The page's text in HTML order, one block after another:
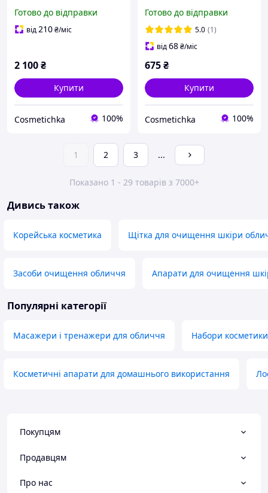
Cleanser
Готово до відправки
від210₴/міс
2 100₴
Купити
Cosmetichka 100%
Hydrating Cleanser, 25 мл
Готово до відправки
5.0 (1)
від68₴/міс
675₴
Купити
Cosmetichka 100%
1 2 3 ...
Показано 1 - 29 товарів з 7000+
Дивись також
Корейська косметика Щітка для очищення шкіри
Засоби очищення обличчя Апарати для очищення
Популярні категорії
Масажери і тренажери для обличчя Набори
Косметичні апарати для домашнього використання
Покупцям
Продавцям
Про нас